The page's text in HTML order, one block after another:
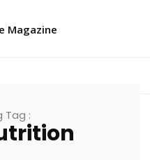
Tag :